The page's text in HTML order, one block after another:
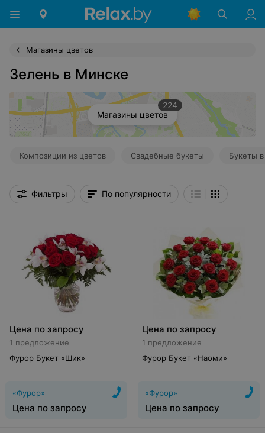
Магазины цветов
Зелень в Минске
Магазины цветов
224
Композиции из цветов Свадебные букеты Букеты
Фильтры По популярности
Цена по запросу
1 предложение
Фурор Букет «Шик»
«Фурор»
Цена по запросу
Цена по запросу
1 предложение
Фурор Букет «Наоми»
«Фурор»
Цена по запросу